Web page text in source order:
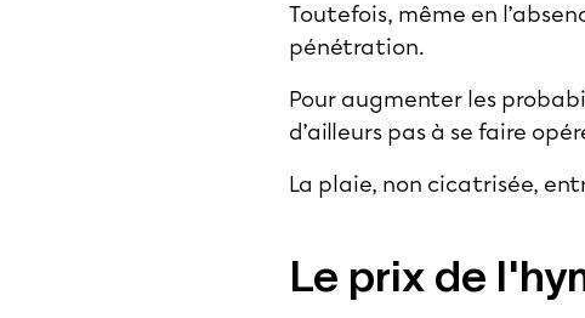
Toutefois, même en
pénétration.
Pour augmenter les
d’ailleurs pas à se faire
La plaie, non cicatrisée,
Le prix de